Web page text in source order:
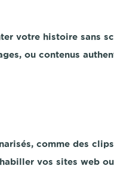
votre histoire sans
ou contenus
comme des
vos sites web